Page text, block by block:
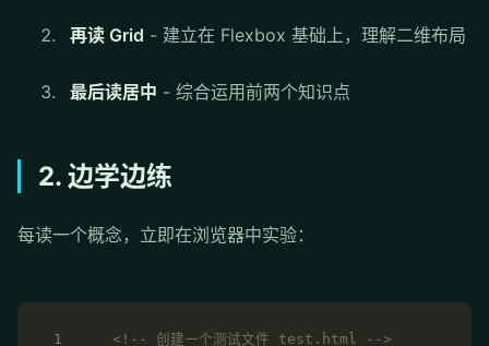
再读 Grid - 建立在 Flexbox 基础上，理解二维布局
最后读居中 - 综合运用前两个知识点
2. 边学边练
每读一个概念，立即在浏览器中实验：
<!-- 创建一个测试文件 test.html -->